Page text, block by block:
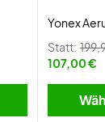
Yonex
Statt:
107,00 €